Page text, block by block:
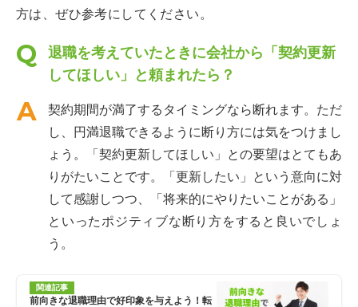
方は、ぜひ参考にしてください。
退職を考えていたときに会社から「契約更新
してほしい」と頼まれたら？
契約期間が満了するタイミングなら断れます。ただ
し、円満退職できるように断り方には気をつけまし
ょう。「契約更新してほしい」との要望はとてもあ
りがたいことです。「更新したい」という意向に対
して感謝しつつ、「将来的にやりたいことがある」
といったポジティブな断り方をすると良いでしょ
う。
関連記事
前向きな退職理由で好印象を与えよう！転